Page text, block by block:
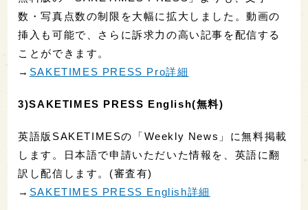
数・写真点数の制限を大幅に拡大しました。動画の
挿入も可能で、さらに訴求力の高い記事を配信する
ことができます。
→ SAKETIMES PRESS Pro詳細
3)SAKETIMES PRESS English(無料)
英語版SAKETIMESの「Weekly News」に無料掲載
します。日本語で申請いただいた情報を、英語に翻
訳し配信します。(審査有)
→ SAKETIMES PRESS English詳細